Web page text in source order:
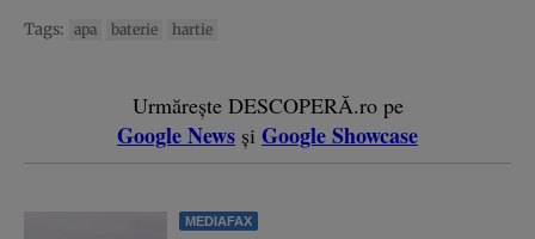
Tags: apa baterie hartie
Urmărește DESCOPERĂ.ro pe
Google News și Google Showcase
MEDIAFAX